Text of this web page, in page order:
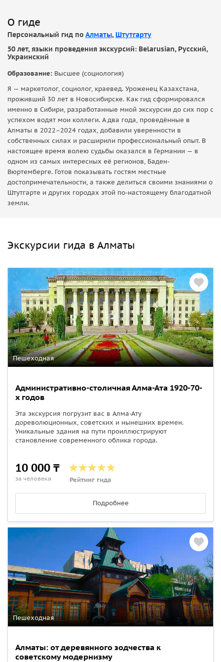
О гиде
Персональный гид по Алматы, Штутгарту
50 лет, языки проведения экскурсий: Belarusian, Русский,
Украинский
Образование: Высшее (социология)
Я — маркетолог, социолог, краевед. Уроженец Казахстана,
проживший 30 лет в Новосибирске. Как гид сформировался
именно в Сибири, разработанные мной экскурсии до сих пор с
успехом водят мои коллеги. А два года, проведённые в
Алматы в 2022–2024 годах, добавили уверенности в
собственных силах и расширили профессиональный опыт. В
настоящее время волею судьбы оказался в Германии — в
одном из самых интересных её регионов, Баден-
Вюртемберге. Готов показывать гостям местные
достопримечательности, а также делиться своими знаниями о
Штутгарте и других городах этой по-настоящему благодатной
земли.
Экскурсии гида в Алматы
Пешеходная
Административно-столичная Алма-Ата 1920-70-
х годов
Эта экскурсия погрузит вас в Алма-Ату
дореволюционных, советских и нынешних времен.
Уникальные здания на пути проиллюстрируют
становление современного облика города.
10 000 ₸
за человека Рейтинг гида
Подробнее
Пешеходная
Алматы: от деревянного зодчества к
советскому модернизму